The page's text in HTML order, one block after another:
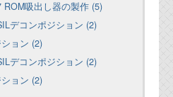
ROM吸出し器の製作 (5)
デコンポジション (2)
ョン (2)
デコンポジション (2)
ョン (2)